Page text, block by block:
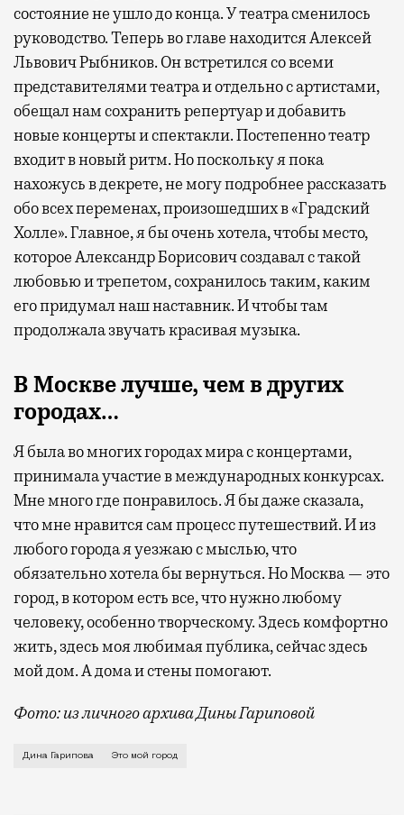
состояние не ушло до конца. У театра сменилось
руководство. Теперь во главе находится Алексей
Львович Рыбников. Он встретился со всеми
представителями театра и отдельно с артистами,
обещал нам сохранить репертуар и добавить
новые концерты и спектакли. Постепенно театр
входит в новый ритм. Но поскольку я пока
нахожусь в декрете, не могу подробнее рассказать
обо всех переменах, произошедших в «Градский
Холле». Главное, я бы очень хотела, чтобы место,
которое Александр Борисович создавал с такой
любовью и трепетом, сохранилось таким, каким
его придумал наш наставник. И чтобы там
продолжала звучать красивая музыка.
В Москве лучше, чем в других
городах…
Я была во многих городах мира с концертами,
принимала участие в международных конкурсах.
Мне много где понравилось. Я бы даже сказала,
что мне нравится сам процесс путешествий. И из
любого города я уезжаю с мыслью, что
обязательно хотела бы вернуться. Но Москва — это
город, в котором есть все, что нужно любому
человеку, особенно творческому. Здесь комфортно
жить, здесь моя любимая публика, сейчас здесь
мой дом. А дома и стены помогают.
Фото: из личного архива Дины Гариповой
О работе с Александром Градским, неудачных
Дина Гарипова Это мой город